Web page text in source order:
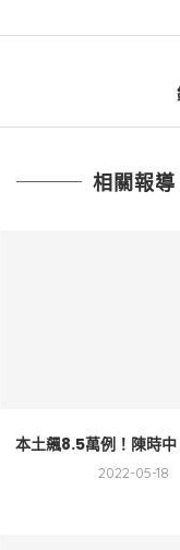
相關報導
本土飆8.5萬例！陳時
2022-05-18